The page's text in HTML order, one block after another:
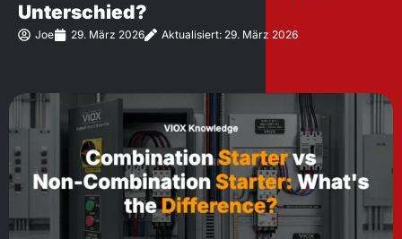
Unterschied?
Joe 29. März 2026 Aktualisiert: 29. März 2026